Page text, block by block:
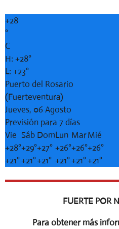
+28
°
C
H: +28°
L: +23°
Puerto del Rosario
(Fuerteventura)
Jueves, 06 Agosto
Previsión para 7 días
Vie Sáb DomLun MarMié
+28°+29°+27° +26°+26°+26°
+21°+21°+21° +21°+21°+21°
FUERTE POR
Para obtener más